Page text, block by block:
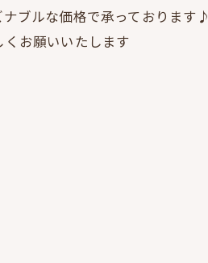
ブルな価格で承っております♪
お願いいたします